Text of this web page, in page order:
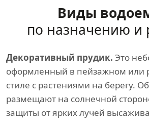
Виды
по назначению и
Декоративный прудик. Это
оформленный в пейзажном или
стиле с растениями на берегу.
размещают на солнечной
защиты от ярких лучей